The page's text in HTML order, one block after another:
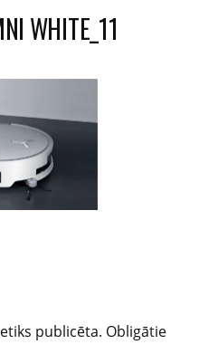
WHITE_11
publicēta. Obligātie